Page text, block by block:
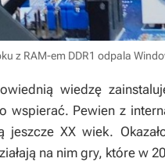
z RAM-em DDR1 odpala
wiedzę
wspierać. Pewien z
jeszcze XX wiek.
na nim gry, które w